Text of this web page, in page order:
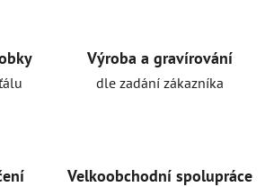
Výroba a gravírování
dle zadání zákazníka
Velkoobchodní spolupráce